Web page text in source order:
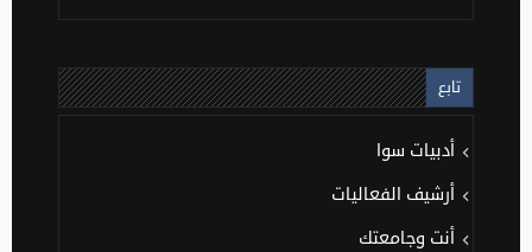
تابع
أدبيات سوا
أرشيف الفعاليات
أنت وجامعتك